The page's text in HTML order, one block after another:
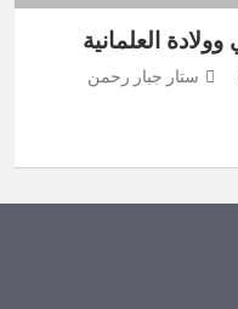
العلمانية
ستار جبار رحمن